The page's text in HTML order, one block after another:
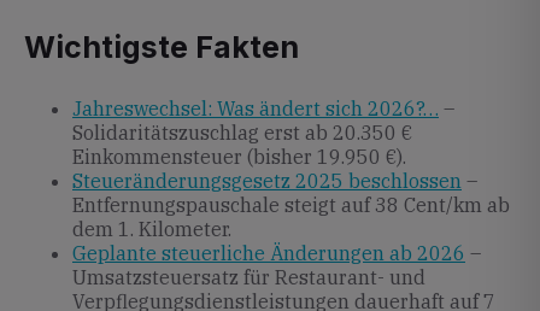
Wichtigste Fakten
Jahreswechsel: Was ändert sich 2026?… –
Solidaritätszuschlag erst ab 20.350 €
Einkommensteuer (bisher 19.950 €).
Steueränderungsgesetz 2025 beschlossen –
Entfernungspauschale steigt auf 38 Cent/km ab
dem 1. Kilometer.
Geplante steuerliche Änderungen ab 2026 –
Umsatzsteuersatz für Restaurant- und
Verpflegungsdienstleistungen dauerhaft auf 7